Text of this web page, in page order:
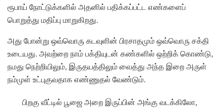
ரூபாய் நோட்டுக்களில் அதனில் பதிக்கப்பட்ட எண்களைப்
பொறுத்து மதிப்பு மாறுகிறது.
அது போன்று ஒவ்வொரு கடவுளின் பிரசாதமும் ஒவ்வொரு சக்தி
உடையது. அவற்றை நாம் பக்தியுடன் கண்களில் ஒற்றிக் கொண்டு,
நமது நெற்றியிலும், இருதயத்திலும் வைத்து அந்த இறை அருள்
நம்முள் உட்புகுவதாக எண்ணுதல் வேண்டும்.
பிறகு வீட்டில் பூஜை அறை இருப்பின் அங்கு வடக்கிலோ,